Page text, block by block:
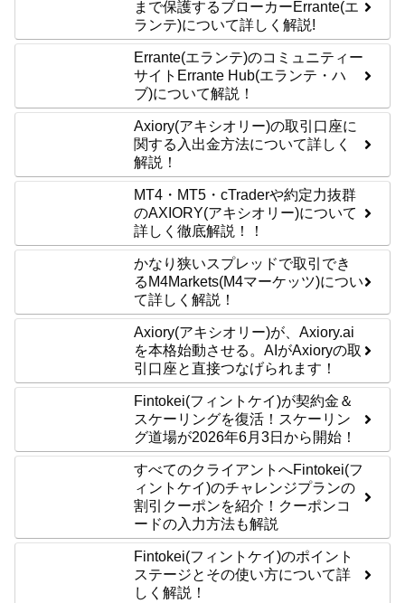
まで保護するブローカーErrante(エ
ランテ)について詳しく解説!
Errante(エランテ)のコミュニティー
サイトErrante Hub(エランテ・ハ
ブ)について解説！
Axiory(アキシオリー)の取引口座に
関する入出金方法について詳しく
解説！
MT4・MT5・cTraderや約定力抜群
のAXIORY(アキシオリー)について
詳しく徹底解説！！
かなり狭いスプレッドで取引でき
るM4Markets(M4マーケッツ)につい
て詳しく解説！
Axiory(アキシオリー)が、Axiory.ai
を本格始動させる。AIがAxioryの取
引口座と直接つなげられます！
Fintokei(フィントケイ)が契約金＆
スケーリングを復活！スケーリン
グ道場が2026年6月3日から開始！
すべてのクライアントへFintokei(フ
ィントケイ)のチャレンジプランの
割引クーポンを紹介！クーポンコ
ードの入力方法も解説
Fintokei(フィントケイ)のポイント
ステージとその使い方について詳
しく解説！